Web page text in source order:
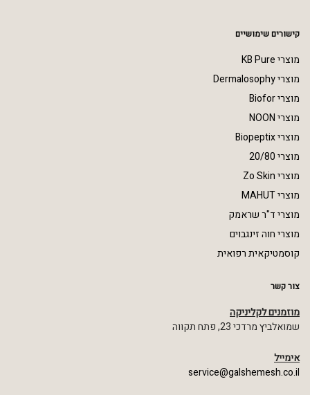
קישורים שימושיים
מוצרי KB Pure
מוצרי Dermalosophy
מוצרי Biofor
מוצרי NOON
מוצרי Biopeptix
מוצרי 20/80
מוצרי Zo Skin
מוצרי MAHUT
מוצרי ד"ר שראמק
מוצרי חוה זינגבוים
קוסמטיקאית רפואית
צור קשר
מוזמנים לקליניקה
שמואלביץ מרדכי 23, פתח תקווה
אימייל
service@galshemesh.co.il